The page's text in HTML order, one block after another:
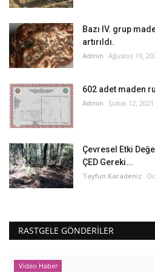
Bazı IV. grup
artırıldı.
Admin Ağustos 19,
602 adet maden
Admin Şubat 12, 2021
Çevresel Etki
ÇED Gereki...
Tayfun Karadeniz
RASTGELE GÖNDERILER
Video Haber